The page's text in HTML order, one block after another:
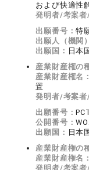
および快適性
発明者/考案者
出願番号：特
出願人（機関
出願国： 日本
産業財産権の
産業財産権名
置
発明者/考案者
出願番号：
公開番号：
出願国： 日本
産業財産権の
産業財産権名：
発明者/考案者